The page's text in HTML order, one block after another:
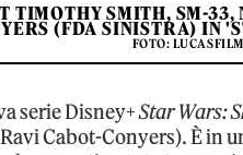
TIMOTHY SMITH, SM-33,
(FDA SINISTRA) IN
FOTO:
serie Disney+Star Wars:
Cabot-Conyers). È in